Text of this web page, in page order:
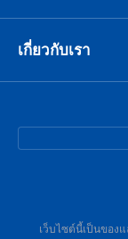
เกี่ยวกับเรา
เว็บไซต์นี้เป็นของ